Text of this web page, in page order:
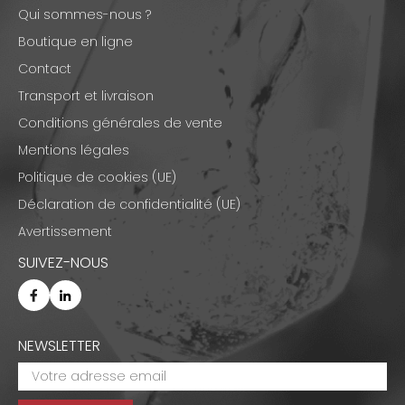
Qui sommes-nous ?
Boutique en ligne
Contact
Transport et livraison
Conditions générales de vente
Mentions légales
Politique de cookies (UE)
Déclaration de confidentialité (UE)
Avertissement
SUIVEZ-NOUS
NEWSLETTER